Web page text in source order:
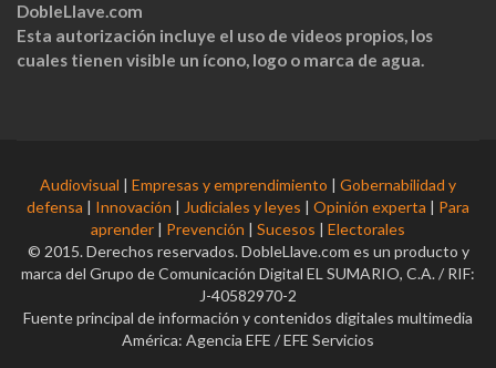
DobleLlave.com
Esta autorización incluye el uso de videos propios, los
cuales tienen visible un ícono, logo o marca de agua.
Audiovisual | Empresas y emprendimiento | Gobernabilidad y
defensa | Innovación | Judiciales y leyes | Opinión experta | Para
aprender | Prevención | Sucesos | Electorales
© 2015. Derechos reservados. DobleLlave.com es un producto y
marca del Grupo de Comunicación Digital EL SUMARIO, C.A. / RIF:
J-40582970-2
Fuente principal de información y contenidos digitales multimedia
América: Agencia EFE / EFE Servicios